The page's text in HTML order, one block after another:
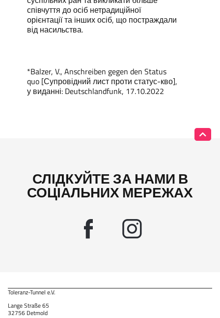
співчуття до осіб нетрадиційної
орієнтації та інших осіб, що постраждали
від насильства.
*Balzer, V., Anschreiben gegen den Status
quo [Супровідний лист проти статус-кво],
у виданні: Deutschlandfunk, 17.10.2022
СЛІДКУЙТЕ ЗА НАМИ В
СОЦІАЛЬНИХ МЕРЕЖАХ
Toleranz-Tunnel e.V.
Lange Straße 65
32756 Detmold